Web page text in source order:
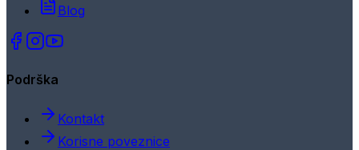
Blog
Podrška
Kontakt
Korisne poveznice